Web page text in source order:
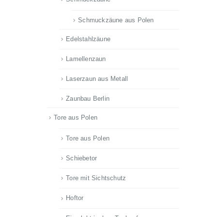
Schmuckzäune aus Polen
Edelstahlzäune
Lamellenzaun
Laserzaun aus Metall
Zaunbau Berlin
Tore aus Polen
Tore aus Polen
Schiebetor
Tore mit Sichtschutz
Hoftor